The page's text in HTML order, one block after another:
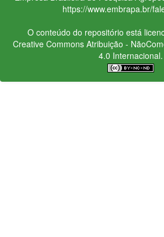
https://www.embrapa.br/
O conteúdo do repositório está
Creative CommonsAtribuição -
4.0 Internacional.